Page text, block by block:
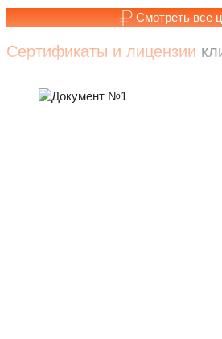
Смотреть все
Сертификаты и лицензии